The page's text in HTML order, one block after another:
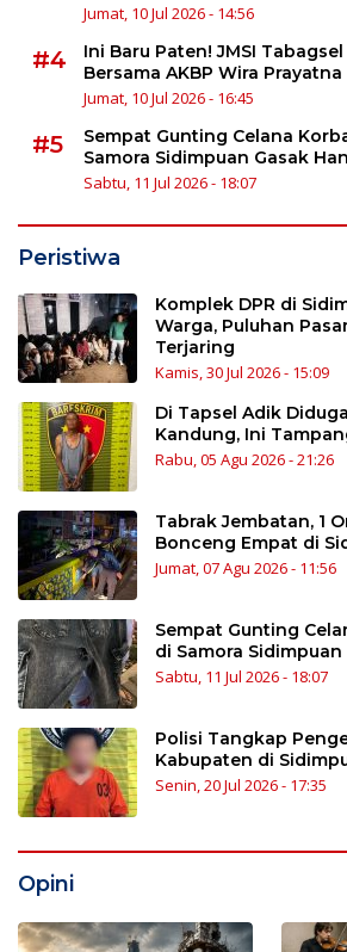
Jumat, 10 Jul 2026 - 14:56
#4
Ini Baru Paten! JMSI
Bersama AKBP Wira Prayatna
Jumat, 10 Jul 2026 - 16:45
#5
Sempat Gunting Celana
Samora Sidimpuan Gasak
Sabtu, 11 Jul 2026 - 18:07
Peristiwa
Komplek DPR di
Warga, Puluhan
Terjaring
Kamis, 30 Jul 2026 - 15:09
Di Tapsel Adik
Kandung, Ini
Rabu, 05 Agu 2026 - 21:26
Tabrak Jembatan, 1
Bonceng Empat di
Jumat, 07 Agu 2026 - 11:56
Sempat Gunting
di Samora
Sabtu, 11 Jul 2026 - 18:07
Polisi Tangkap
Kabupaten di
Senin, 20 Jul 2026 - 17:35
Opini